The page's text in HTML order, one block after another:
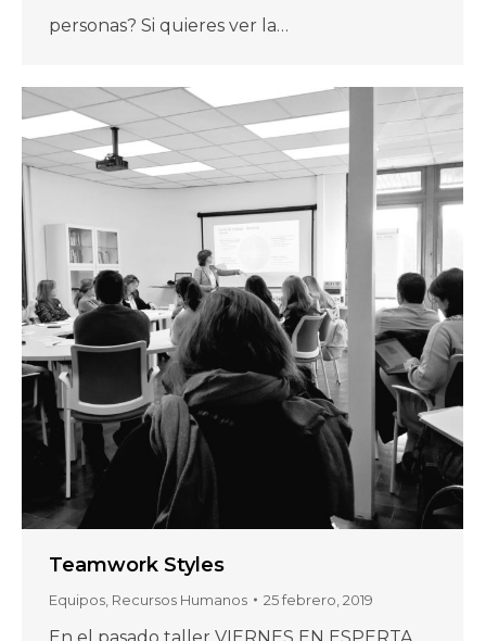
personas? Si quieres ver la…
Teamwork Styles
Equipos Recursos Humanos 25 febrero, 2019